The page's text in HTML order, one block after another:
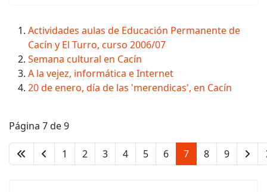
Actividades aulas de Educación Permanente de
Cacín y El Turro, curso 2006/07
Semana cultural en Cacín
A la vejez, informática e Internet
20 de enero, día de las 'merendicas', en Cacín
Página 7 de 9
1 2 3 4 5 6 7 8 9